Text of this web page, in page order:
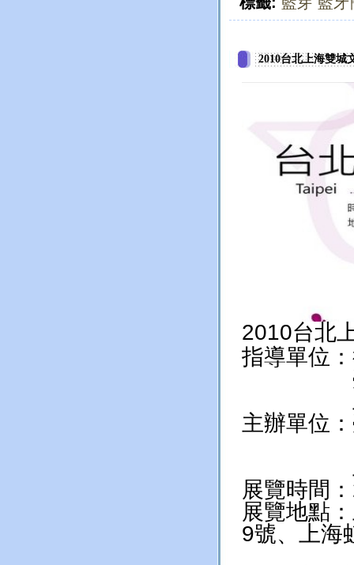
2010台北上海雙城
2010台北
指導單位
臺北
主辦單位
展覽時間
展覽地點
9號、上海